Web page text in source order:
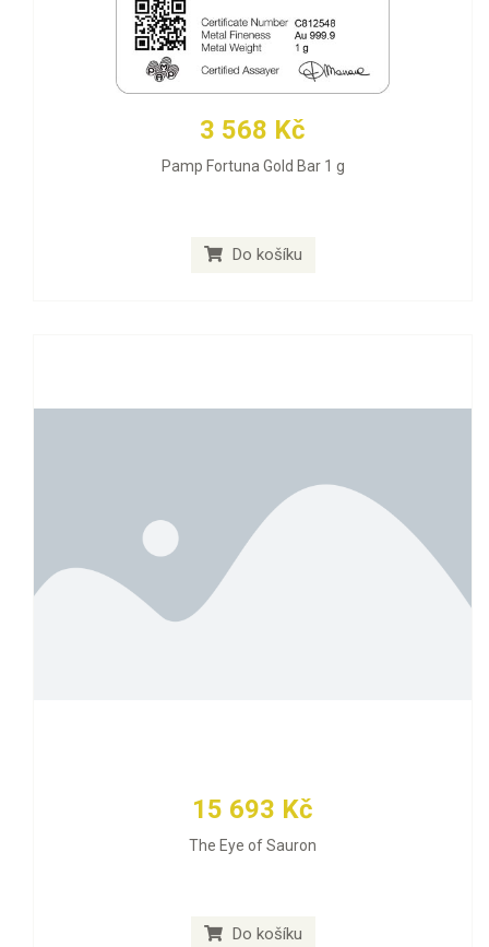
3 568 Kč
Pamp Fortuna Gold Bar 1 g
Do košíku
15 693 Kč
The Eye of Sauron
Do košíku